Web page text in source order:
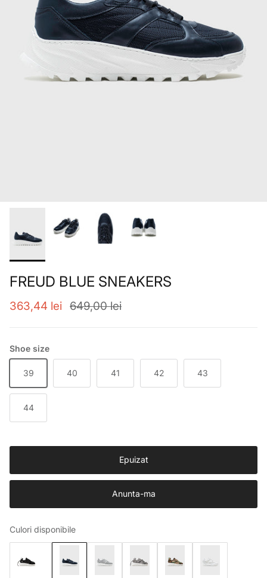
FREUD BLUE SNEAKERS
Preț de vânzare
363,44 lei Preț obișnuit
649,00 lei
Shoe size
39 40 41 42 43
44
Epuizat
Anunta-ma
Culori disponibile